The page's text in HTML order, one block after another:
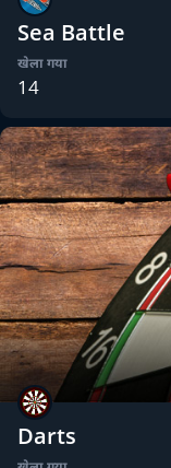
Sea Battle
खेला गया
14
Darts